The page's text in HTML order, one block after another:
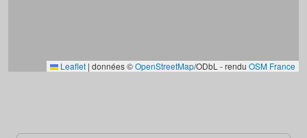
Leaflet | données ©OpenStreetMap/ODbL - rendu OSM France